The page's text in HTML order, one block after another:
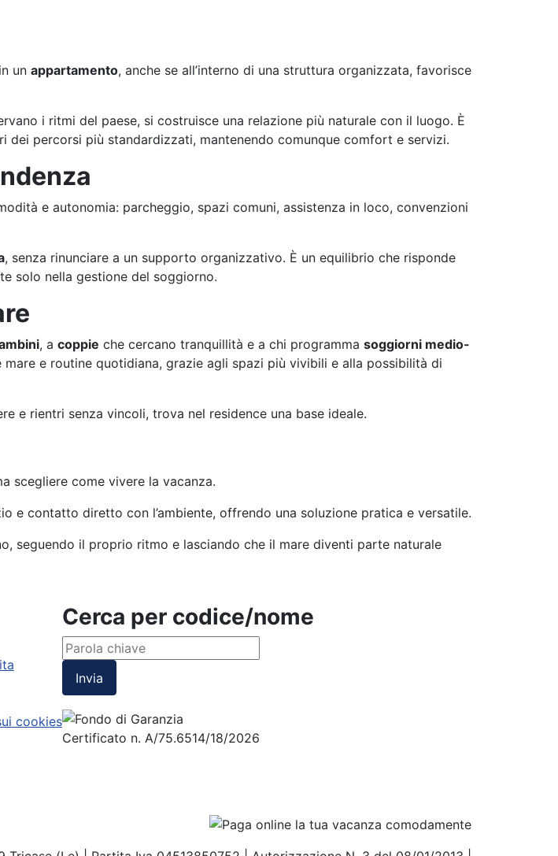
un appartamento, anche se all’interno di una struttura organizzata, favorisce
i ritmi del paese, si costruisce una relazione più naturale con il luogo. È
dei percorsi più standardizzati, mantenendo comunque comfort e servizi.
e autonomia: parcheggio, spazi comuni, assistenza in loco, convenzioni
, senza rinunciare a un supporto organizzativo. È un equilibrio che risponde
solo nella gestione del soggiorno.
, a coppie che cercano tranquillità e a chi programma soggiorni medio-
e routine quotidiana, grazie agli spazi più vivibili e alla possibilità di
e rientri senza vincoli, trova nel residence una base ideale.
scegliere come vivere la vacanza.
e contatto diretto con l’ambiente, offrendo una soluzione pratica e versatile.
seguendo il proprio ritmo e lasciando che il mare diventi parte naturale
cookies
Cerca per codice/nome
Invia
Certificato n. A/75.6514/18/2026